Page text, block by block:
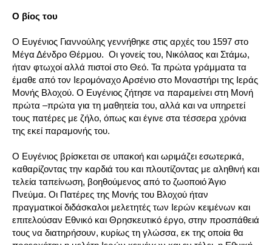
Ο βίος του
Ο Ευγένιος Γιαννούλης γεννήθηκε στις αρχές του 1597 στο
Μέγα Δένδρο Θέρμου. Οι γονείς του, Νικόλαος και Στάμω,
ήταν φτωχοί αλλά πιστοί στο Θεό. Τα πρώτα γράμματα τα
έμαθε από τον Ιερομόναχο Αρσένιο στο Μοναστήρι της Ιεράς
Μονής Βλοχού. Ο Ευγένιος ζήτησε να παραμείνει στη Μονή
πρώτα –πρώτα για τη μαθητεία του, αλλά και να υπηρετεί
τους πατέρες με ζήλο, όπως και έγινε στα τέσσερα χρόνια
της εκεί παραμονής του.
Ο Ευγένιος βρίσκεται σε υπακοή και ωριμάζει εσωτερικά,
καθαρίζοντας την καρδιά του και πλουτίζοντας με αληθινή και
τελεία ταπείνωση, βοηθούμενος από το ζωοποιό Άγιο
Πνεύμα. Οι Πατέρες της Μονής του Βλοχού ήταν
πραγματικοί διδάσκαλοι μελετητές των Ιερών κειμένων και
επιτελούσαν Εθνικό και Θρησκευτικό έργο, στην προσπάθειά
τους να διατηρήσουν, κυρίως τη γλώσσα, εκ της οποία θα